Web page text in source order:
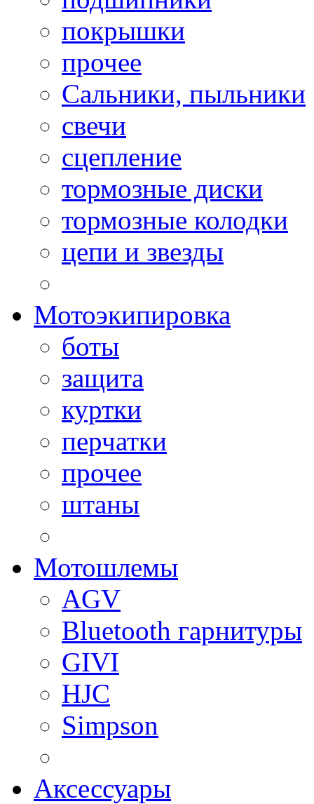
покрышки
прочее
Сальники, пыльники
свечи
сцепление
тормозные диски
тормозные колодки
цепи и звезды
Мотоэкипировка
боты
защита
куртки
перчатки
прочее
штаны
Мотошлемы
AGV
Bluetooth гарнитуры
GIVI
HJC
Simpson
Аксессуары